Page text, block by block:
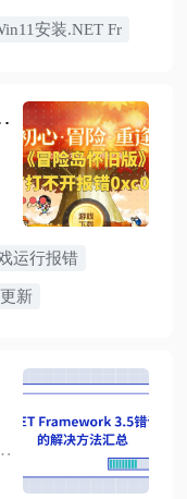
安装.NET Fr
怎么办？6个方法
运行报错
新